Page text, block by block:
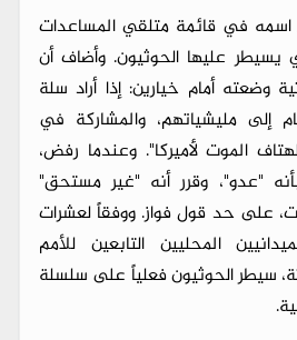
في قائمة متلقي المساعدات
عليها الحوثيون. وأضاف أن
وضعته أمام خيارين: إذا أراد سلة
إلى مليشياتهم، والمشاركة في
الموت لأميركا". وعندما رفض،
"عدو"، وقرر أنه "غير مستحق"
على حد قول فواز. ووفقاً لعشرات
المحليين التابعين للأمم
سيطر الحوثيون فعلياً على سلسلة